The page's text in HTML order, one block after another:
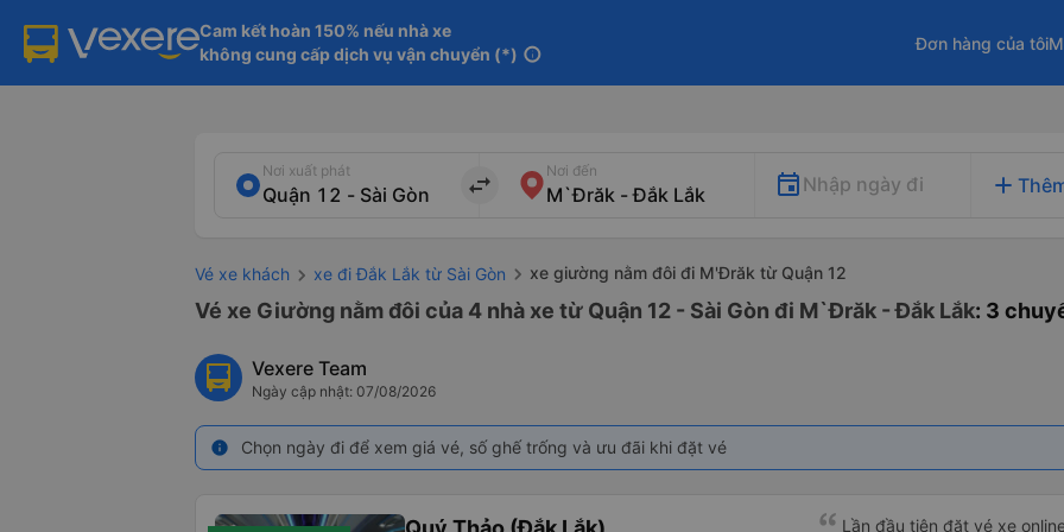
Cam kết hoàn 150% nếu nhà xe
không cung cấp dịch vụ vận chuyển (*) info
Đơn hàng của tôi
Nơi xuất phát
import_export
Nơi đến
Nhập ngày đi add
Vé xe khách xe đi Đắk Lắk từ Sài Gòn xe giường nằm đôi đi M'Đrăk từ Quận 12
Vé xe Giường nằm đôi của 4 nhà xe từ Quận 12 - Sài Gòn đi M`Đrăk - Đắk Lắk: 3
Vexere Team
Ngày cập nhật: 07/08/2026
info Chọn ngày đi để xem giá vé, số ghế trống và ưu đãi khi đặt vé
Lần đầu tiên đặt vé xe